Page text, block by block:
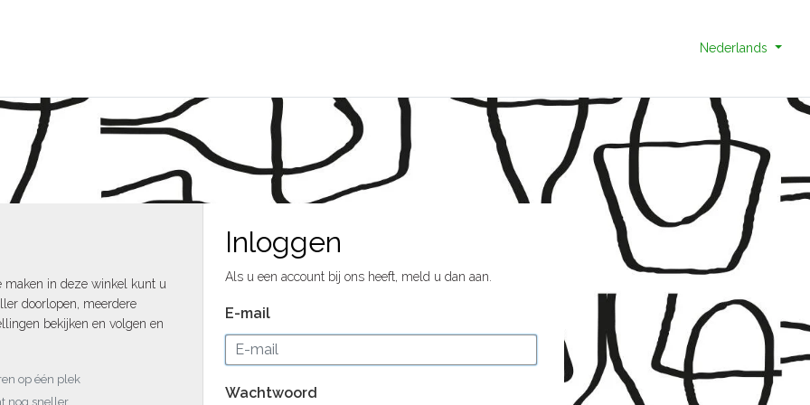
Nederlands
maken in deze winkel kunt u
doorlopen, meerdere
bekijken en volgen en
op één plek
nog sneller
Inloggen
Als u een account bij ons heeft, meld u dan aan.
E-mail
Wachtwoord